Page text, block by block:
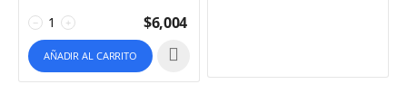
+
− $6,004
AÑADIR AL CARRITO